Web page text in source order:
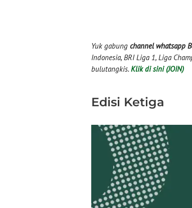
Yuk gabung channel whatsapp
Indonesia, BRI Liga 1, Liga
bulutangkis. Klik di sini (JOIN)
Edisi Ketiga